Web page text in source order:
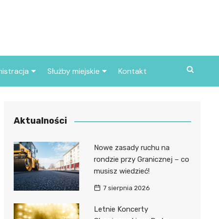
miasta
Służby miejskie
Policja
Kontakt
Aktualności
Nowe zasady ruchu na
rondzie przy Granicznej – co
musisz wiedzieć!
7 sierpnia 2026
Letnie Koncerty